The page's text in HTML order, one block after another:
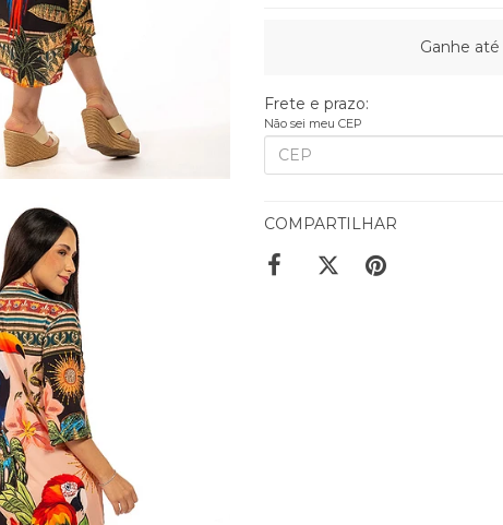
Ganhe até
Frete e prazo:
Não sei meu CEP
COMPARTILHAR